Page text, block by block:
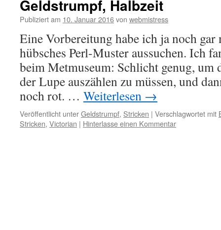
Geldstrumpf, Halbzeit
Publiziert am 10. Januar 2016von webmistress
Eine Vorbereitung habe ich ja noch
hübsches Perl-Muster aussuchen. Ich
beim Metmuseum: Schlicht genug, um
der Lupe auszählen zu müssen, und
noch rot. … Weiterlesen →
Veröffentlicht unterGeldstrumpf, Stricken | Verschlagwortet mit
Stricken, Victorian | Hinterlasse einen Kommentar